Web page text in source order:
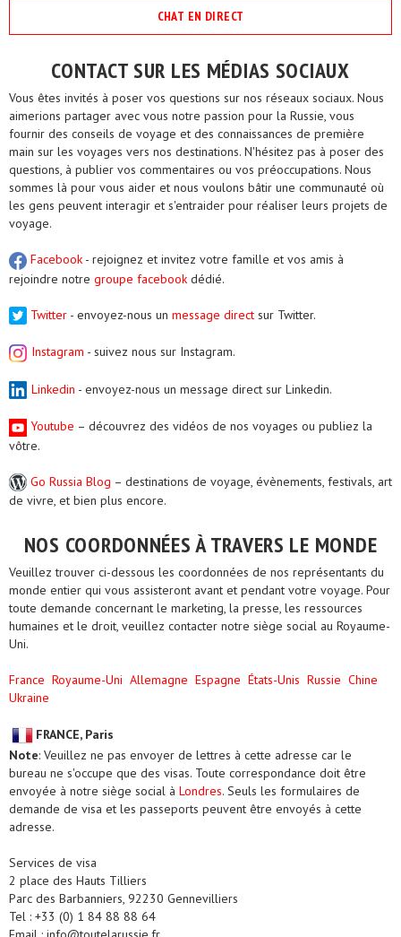
CHAT EN DIRECT
CONTACT SUR LES MÉDIAS SOCIAUX
Vous êtes invités à poser vos questions sur nos réseaux sociaux. Nous
aimerions partager avec vous notre passion pour la Russie, vous
fournir des conseils de voyage et des connaissances de première
main sur les voyages vers nos destinations. N'hésitez pas à poser des
questions, à publier vos commentaires ou vos préoccupations. Nous
sommes là pour vous aider et nous voulons bâtir une communauté où
les gens peuvent interagir et s'entraider pour réaliser leurs projets de
voyage.
Facebook - rejoignez et invitez votre famille et vos amis à
rejoindre notre groupe facebook dédié.
Twitter - envoyez-nous un message direct sur Twitter.
Instagram - suivez nous sur Instagram.
Linkedin - envoyez-nous un message direct sur Linkedin.
Youtube – découvrez des vidéos de nos voyages ou publiez la
vôtre.
Go Russia Blog – destinations de voyage, évènements, festivals, art
de vivre, et bien plus encore.
NOS COORDONNÉES À TRAVERS LE MONDE
Veuillez trouver ci-dessous les coordonnées de nos représentants du
monde entier qui vous assisteront avant et pendant votre voyage. Pour
toute demande concernant le marketing, la presse, les ressources
humaines et le droit, veuillez contacter notre siège social au Royaume-
Uni.
France Royaume-Uni Allemagne Espagne États-Unis Russie Chine
Ukraine
FRANCE, Paris
Note: Veuillez ne pas envoyer de lettres à cette adresse car le
bureau ne s'occupe que des visas. Toute correspondance doit être
envoyée à notre siège social à Londres. Seuls les formulaires de
demande de visa et les passeports peuvent être envoyés à cette
adresse.
Services de visa
2 place des Hauts Tilliers
Parc des Barbanniers, 92230 Gennevilliers
Tel : +33 (0) 1 84 88 88 64